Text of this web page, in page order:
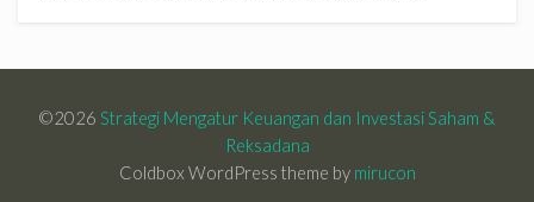
©2026 Strategi Mengatur Keuangan dan Investasi Saham &
Reksadana
Coldbox WordPress theme by mirucon